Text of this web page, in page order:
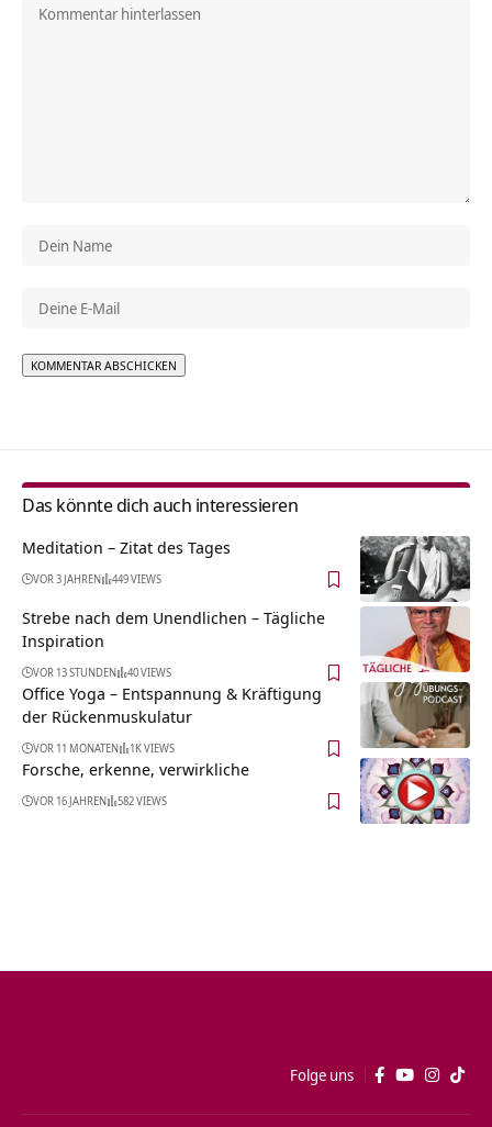
Das könnte dich auch interessieren
Meditation – Zitat des Tages
VOR 3 JAHREN 449 VIEWS
Strebe nach dem Unendlichen – Tägliche
Inspiration
VOR 13 STUNDEN 40 VIEWS
Office Yoga – Entspannung & Kräftigung
der Rückenmuskulatur
VOR 11 MONATEN 1K VIEWS
Forsche, erkenne, verwirkliche
VOR 16 JAHREN 582 VIEWS
Folge uns